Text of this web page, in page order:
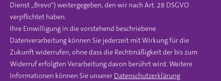
Dienst „Brevo“) weitergegeben, den wir nach Art. 28 DSGVO
verpflichtet haben.
Ihre Einwilligung in die vorstehend beschriebene
Datenverarbeitung können Sie jederzeit mit Wirkung für die
Zukunft widerrufen, ohne dass die Rechtmäßigkeit der bis zum
Widerruf erfolgten Verarbeitung davon berührt wird. Weitere
Informationen können Sie unserer Datenschutzerklärung